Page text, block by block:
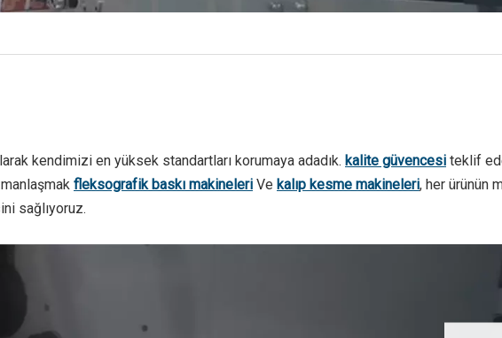
kendimizi en yüksek standartları korumaya adadık. kalite güvencesi teklif
fleksografik baskı makineleri Ve kalıp kesme makineleri, her ürünün
sağlıyoruz.